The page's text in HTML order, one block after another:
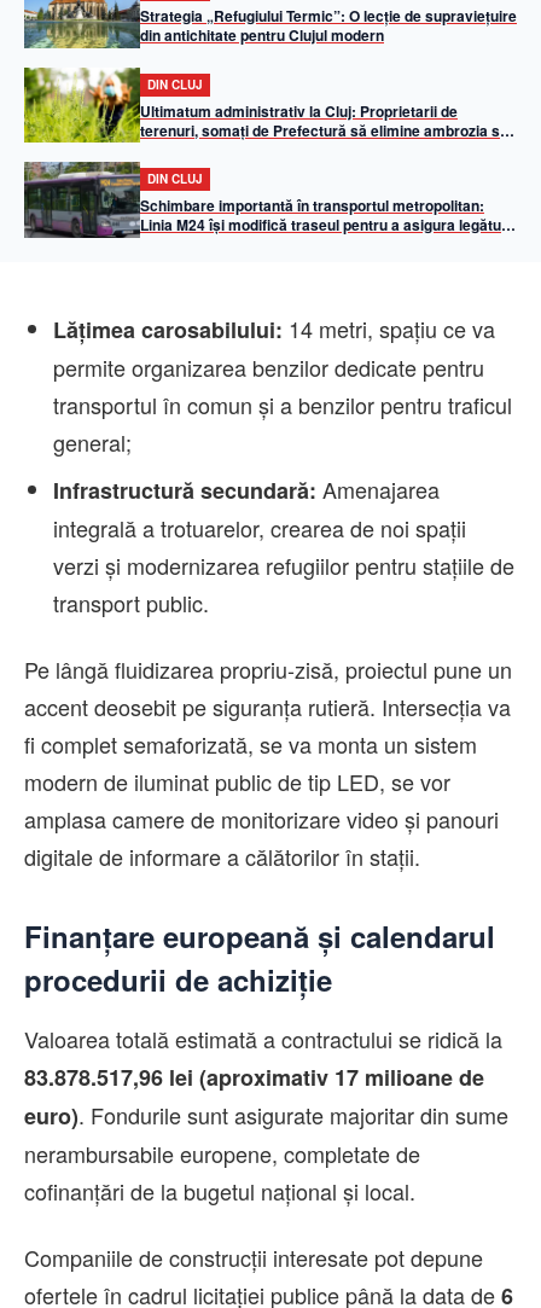
Strategia „Refugiului Termic”: O lecție de supraviețuire
din antichitate pentru Clujul modern
DIN CLUJ
Ultimatum administrativ la Cluj: Proprietarii de
terenuri, somați de Prefectură să elimine ambrozia sub
DIN CLUJ
Schimbare importantă în transportul metropolitan:
Linia M24 își modifică traseul pentru a asigura legătura
Lățimea carosabilului: 14 metri, spațiu ce va
permite organizarea benzilor dedicate pentru
transportul în comun și a benzilor pentru traficul
general;
Infrastructură secundară: Amenajarea
integrală a trotuarelor, crearea de noi spații
verzi și modernizarea refugiilor pentru stațiile de
transport public.
Pe lângă fluidizarea propriu-zisă, proiectul pune un
accent deosebit pe siguranța rutieră. Intersecția va
fi complet semaforizată, se va monta un sistem
modern de iluminat public de tip LED, se vor
amplasa camere de monitorizare video și panouri
digitale de informare a călătorilor în stații.
Finanțare europeană și calendarul
procedurii de achiziție
Valoarea totală estimată a contractului se ridică la
83.878.517,96 lei (aproximativ 17 milioane de
euro). Fondurile sunt asigurate majoritar din sume
nerambursabile europene, completate de
cofinanțări de la bugetul național și local.
Companiile de construcții interesate pot depune
ofertele în cadrul licitației publice până la data de6